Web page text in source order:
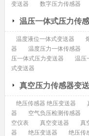
变送器
数字压力传感器
温压一体式压力传
温度液位一体式变送器
器
温度压力一体传感器
压一体式压力变送器
温压
式变送器
真空压力传感器变
绝压传感器 绝压变送器
器
空气负压检测传感器
空仪表
真空变送器 真
器
绝压变送器 绝压传